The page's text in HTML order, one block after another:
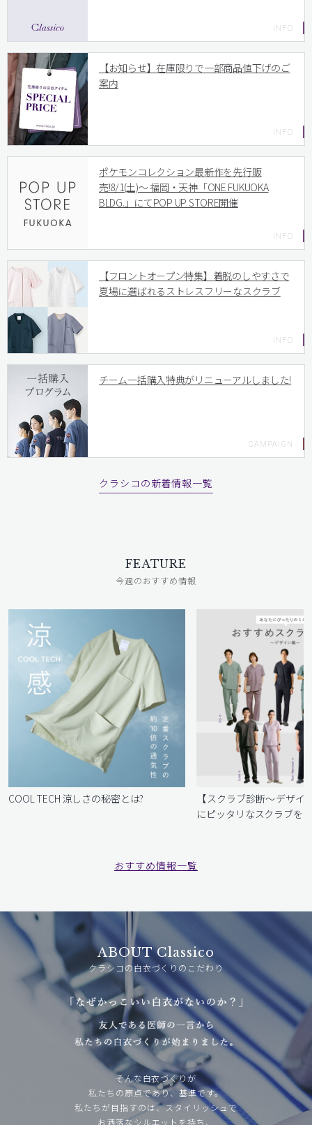
【お知らせ】在庫限りで一部商品値下げのご
案内
ポケモンコレクション最新作を先行販
売!8/1(土)〜 福岡・天神「ONE FUKUOKA
BLDG.」にてPOP UP STORE開催
【フロントオープン特集】着脱のしやすさで
夏場に選ばれるストレスフリーなスクラブ
チーム一括購入特典がリニューアルしました!
クラシコの新着情報一覧
FEATURE
今週のおすすめ情報
COOL TECH 涼しさの秘密とは?
【スクラブ診断〜デザイ
にピッタリなスクラブを
おすすめ情報一覧
ABOUT Classico
クラシコの白衣づくりのこだわり
そんな白衣づくりが
私たちの原点であり、基準です。
私たちが目指すのは、スタイリッシュで
お洒落なシルエットを持ち、